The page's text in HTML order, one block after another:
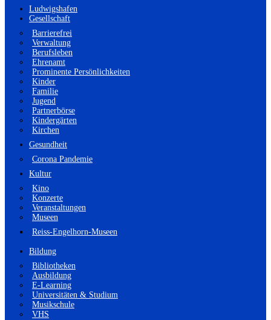
Ludwigshafen
Gesellschaft
Barrierefrei
Verwaltung
Berufsleben
Ehrenamt
Prominente Persönlichkeiten
Kinder
Familie
Jugend
Partnerbörse
Kindergärten
Kirchen
Gesundheit
Corona Pandemie
Kultur
Kino
Konzerte
Veranstaltungen
Museen
Reiss-Engelhorn-Museen
Bildung
Bibliotheken
Ausbildung
E-Learning
Universitäten & Studium
Musikschule
VHS